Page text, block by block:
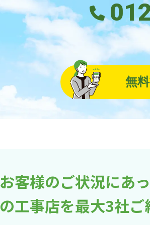
無
お客様のご状況にあ
の工事店を最大3社ご